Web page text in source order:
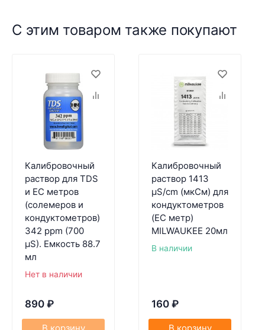
С этим товаром также покупают
Калибровочный
раствор для TDS
и EC метров
(солемеров и
кондуктометров)
342 ppm (700
µS). Емкость 88.7
мл
Нет в наличии
890 ₽
Калибровочный
раствор 1413
µS/cm (мкСм) для
кондуктометров
(EC метр)
MILWAUKEE 20мл
В наличии
160 ₽